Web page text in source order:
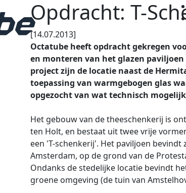
Opdracht: T-
[14.07.2013]
Octatube heeft opdracht gekregen
en monteren van het glazen
project zijn de locatie naast de
toepassing van warmgebogen glas
opgezocht van wat technisch
Het gebouw van de theeschenkerij is
ten Holt, en bestaat uit twee vrije
een 'T-schenkerij'. Het paviljoen bevindt
Amsterdam, op de grond van de
Ondanks de stedelijke locatie bevindt
groene omgeving (de tuin van